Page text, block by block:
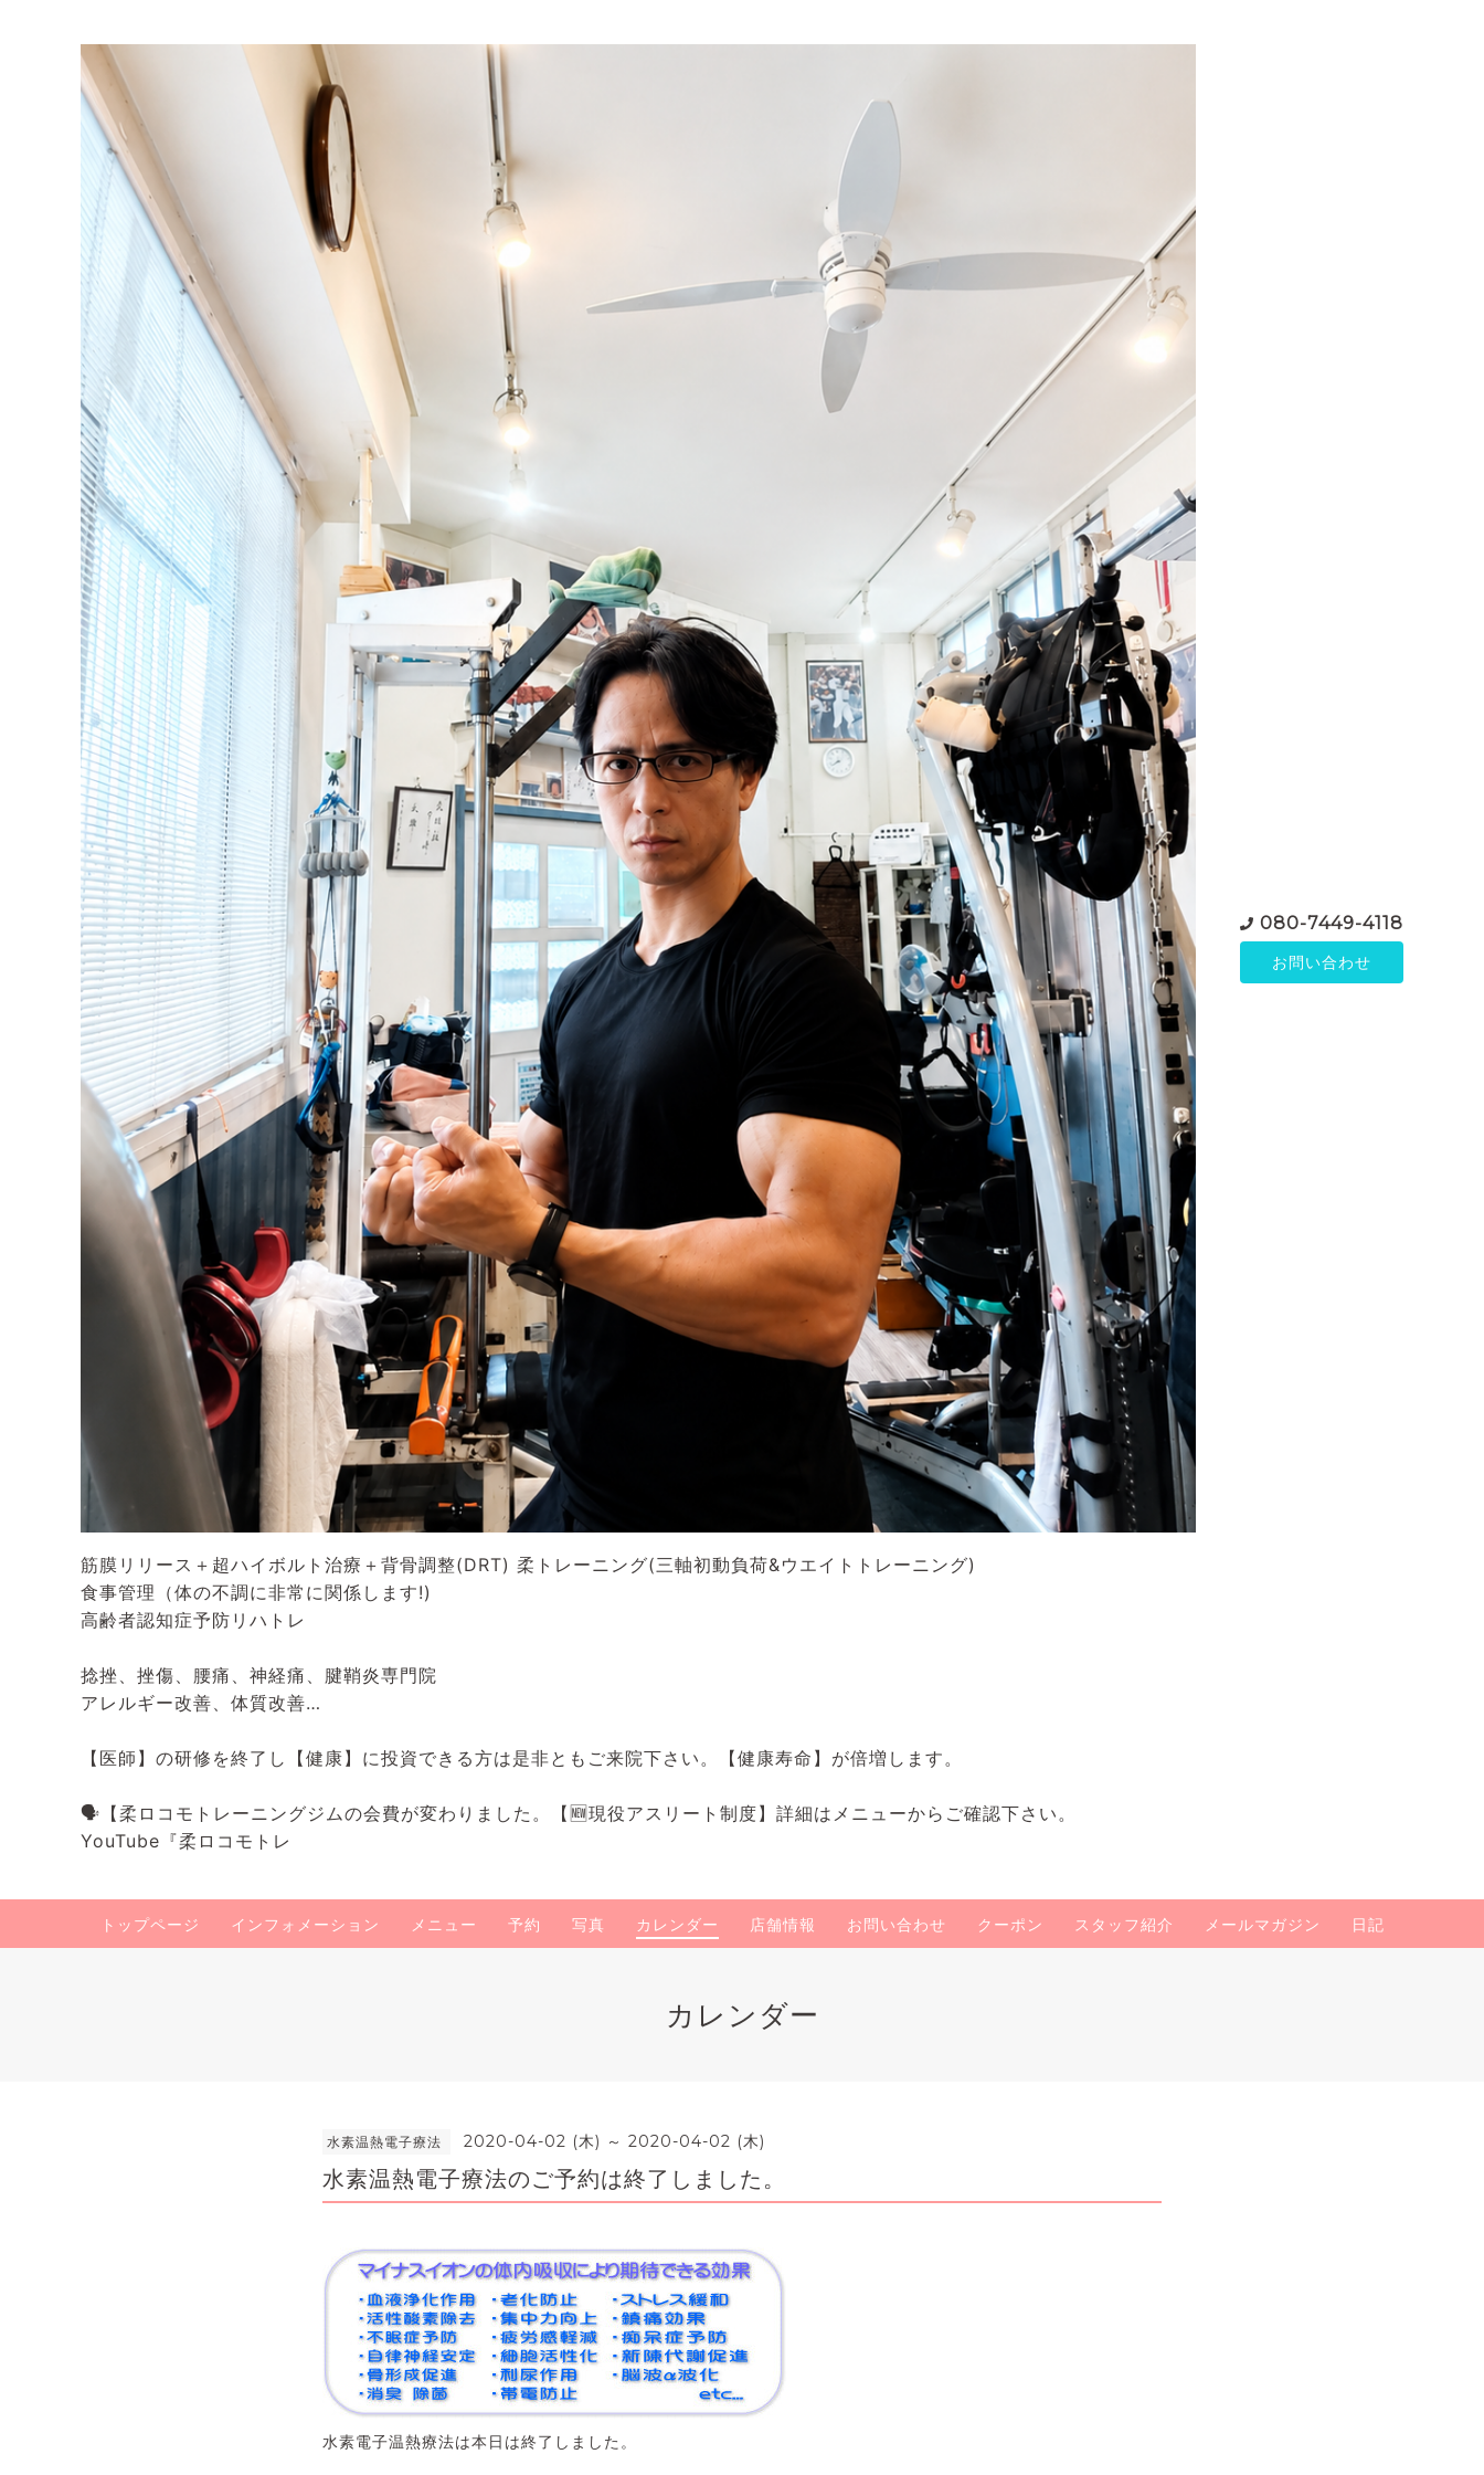
筋膜リリース＋超ハイボルト治療＋背骨調整(DRT) 柔トレーニング(三軸初動負荷&ウエイトトレーニング)
食事管理（体の不調に非常に関係します!)
高齢者認知症予防リハトレ
捻挫、挫傷、腰痛、神経痛、腱鞘炎専門院
アレルギー改善、体質改善…
【医師】の研修を終了し【健康】に投資できる方は是非ともご来院下さい。【健康寿命】が倍増します。
🗣️【柔ロコモトレーニングジムの会費が変わりました。【🆕現役アスリート制度】詳細はメニューからご確認下さい。
YouTube『柔ロコモトレ
080-7449-4118
お問い合わせ
トップページ インフォメーション メニュー 予約 写真 カレンダー 店舗情報 お問い合わせ クーポン スタッフ紹介 メールマガジン 日記
カレンダー
水素温熱電子療法 2020-04-02 (木) ～ 2020-04-02 (木)
水素温熱電子療法のご予約は終了しました。
水素電子温熱療法は本日は終了しました。